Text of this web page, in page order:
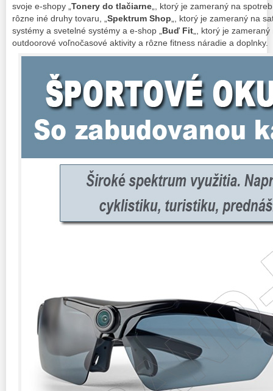
svoje e-shopy „ Tonery do tlačiarne „, ktorý je zameraný na
rôzne iné druhy tovaru, „ Spektrum Shop „, ktorý je zameraný na
systémy a svetelné systémy a e-shop „ Buď Fit „, ktorý je
outdoorové voľnočasové aktivity a rôzne fitness náradie a doplnky.